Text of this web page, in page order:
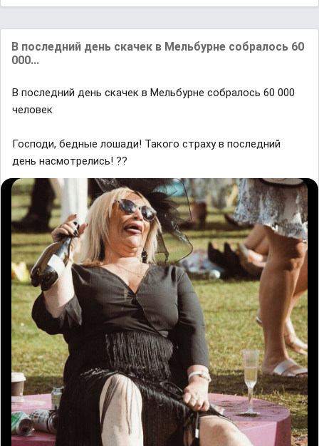
В последний день скачек в Мельбурне собралось 60
000...
В последний день скачек в Мельбурне собралось 60 000
человек
Господи, бедные лошади! Такого страху в последний
день насмотрелись! ??